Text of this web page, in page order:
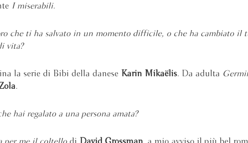
I miserabili.
che ti ha salvato in un momento difficile, o che ha cambiato il
vita?
la serie di Bibi della danese Karin Mikaëlis. Da adulta
.
hai regalato a una persona amata?